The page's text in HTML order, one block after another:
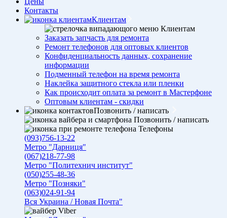
Контакты
Клиентам
Клиентам
Заказать запчасть для ремонта
Ремонт телефонов для оптовых клиентов
Конфиденциальность данных, сохранение
информации
Подменный телефон на время ремонта
Наклейка защитного стекла или пленки
Как происходит оплата за ремонт в Мастерфоне
Оптовым клиентам - скидки
Позвонить / написать
Позвонить / написать
Телефоны
(093)756-13-22
Метро "Дарниця"
(067)218-77-98
Метро "Политехнич институт"
(050)255-48-36
Метро "Позняки"
(063)024-91-94
Вся Украина / Новая Почта"
Viber